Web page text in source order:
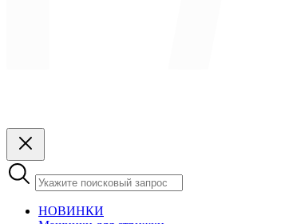
НОВИНКИ